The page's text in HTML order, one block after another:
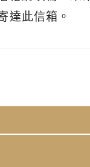
達此信箱。